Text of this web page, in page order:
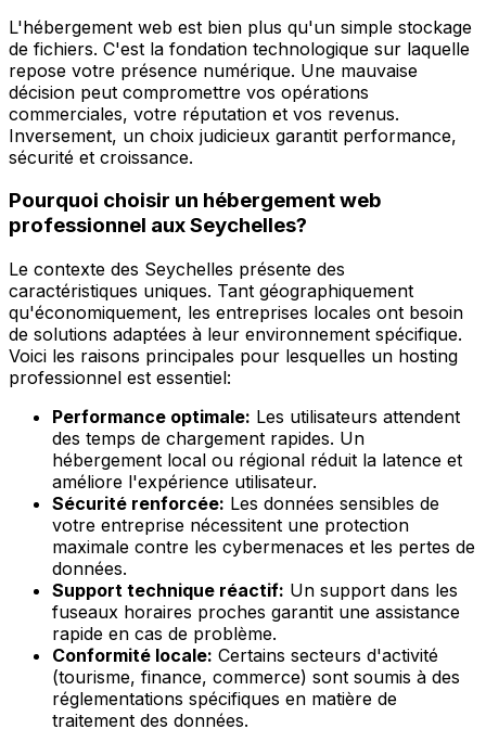
L'hébergement web est bien plus qu'un simple stockage
de fichiers. C'est la fondation technologique sur laquelle
repose votre présence numérique. Une mauvaise
décision peut compromettre vos opérations
commerciales, votre réputation et vos revenus.
Inversement, un choix judicieux garantit performance,
sécurité et croissance.
Pourquoi choisir un hébergement web
professionnel aux Seychelles?
Le contexte des Seychelles présente des
caractéristiques uniques. Tant géographiquement
qu'économiquement, les entreprises locales ont besoin
de solutions adaptées à leur environnement spécifique.
Voici les raisons principales pour lesquelles un hosting
professionnel est essentiel:
Performance optimale: Les utilisateurs attendent
des temps de chargement rapides. Un
hébergement local ou régional réduit la latence et
améliore l'expérience utilisateur.
Sécurité renforcée: Les données sensibles de
votre entreprise nécessitent une protection
maximale contre les cybermenaces et les pertes de
données.
Support technique réactif: Un support dans les
fuseaux horaires proches garantit une assistance
rapide en cas de problème.
Conformité locale: Certains secteurs d'activité
(tourisme, finance, commerce) sont soumis à des
réglementations spécifiques en matière de
traitement des données.